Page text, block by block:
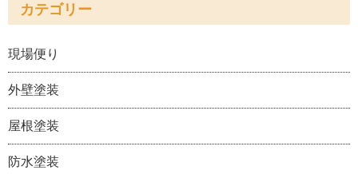
カテゴリー
現場便り
外壁塗装
屋根塗装
防水塗装